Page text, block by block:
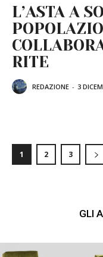
L’ASTA A
RITE
REDAZIONE - 3
1 2 3
GLI